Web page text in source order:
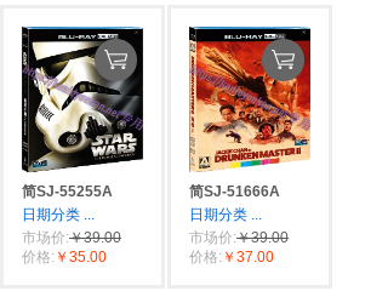
简SJ-55255A
日期分类 ...
市场价:￥39.00
价格: ￥35.00
简SJ-51666A
日期分类 ...
市场价:￥39.00
价格: ￥37.00